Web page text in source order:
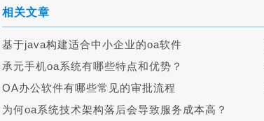
相关文章
基于java构建适合中小企业的oa软件
承元手机oa系统有哪些特点和优势？
OA办公软件有哪些常见的审批流程
为何oa系统技术架构落后会导致服务成本高？